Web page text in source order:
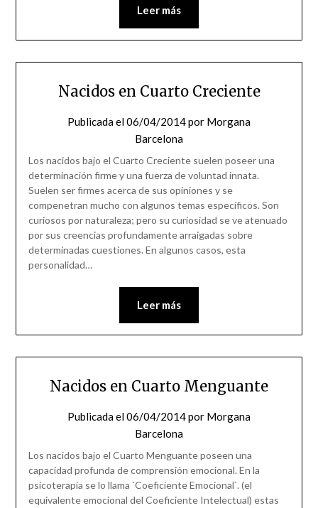
Leer más
Nacidos en Cuarto Creciente
Publicada el06/04/2014por Morgana
Barcelona
Los nacidos bajo el Cuarto Creciente suelen poseer una
determinación firme y una fuerza de voluntad innata.
Suelen ser firmes acerca de sus opiniones y se
compenetran mucho con algunos temas específicos. Son
curiosos por naturaleza; pero su curiosidad se ve atenuado
por sus creencias profundamente arraigadas sobre
determinadas cuestiones. En algunos casos, esta
personalidad…
Leer más
Nacidos en Cuarto Menguante
Publicada el06/04/2014por Morgana
Barcelona
Los nacidos bajo el Cuarto Menguante poseen una
capacidad profunda de comprensión emocional. En la
psicoterapia se lo llama `Coeficiente Emocional`. (el
equivalente emocional del Coeficiente Intelectual) estas